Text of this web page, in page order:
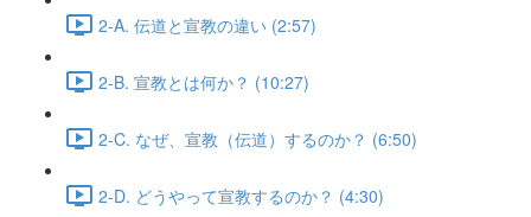
2-A. 伝道と宣教の違い (2:57)
2-B. 宣教とは何か？ (10:27)
2-C. なぜ、宣教（伝道）するのか？ (6:50)
2-D. どうやって宣教するのか？ (4:30)